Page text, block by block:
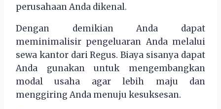
perusahaan Anda dikenal.
Dengan demikian Anda dapat
meminimalisir pengeluaran Anda melalui
sewa kantor dari Regus. Biaya sisanya dapat
Anda gunakan untuk mengembangkan
modal usaha agar lebih maju dan
menggiring Anda menuju kesuksesan.